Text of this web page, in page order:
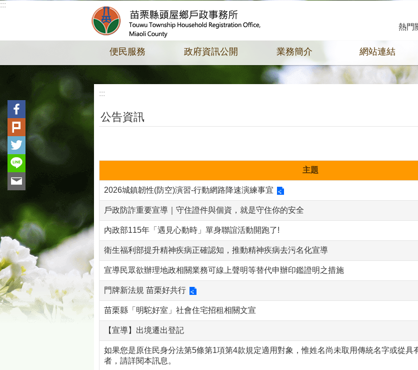
跳到主要內容區塊
:::
熱門
便民服務 政府資訊公開 業務簡介 網站連結
:::
公告資訊
主題
2026城鎮韌性(防空)演習-行動網路降速演練事宜
戶政防詐重要宣導｜守住證件與個資，就是守住你的安全
內政部115年「遇見心動時」單身聯誼活動開跑了!
衛生福利部提升精神疾病正確認知，推動精神疾病去污名化宣導
宣導民眾欲辦理地政相關業務可線上聲明等替代申辦印鑑證明之措施
門牌新法規 苗栗好共行
苗栗縣「明駝好室」社會住宅招租相關文宣
【宣導】出境遷出登記
如果您是原住民身分法第5條第1項第4款規定適用對象，惟姓名尚未取用傳統名字或從具
者，請詳閱本訊息。